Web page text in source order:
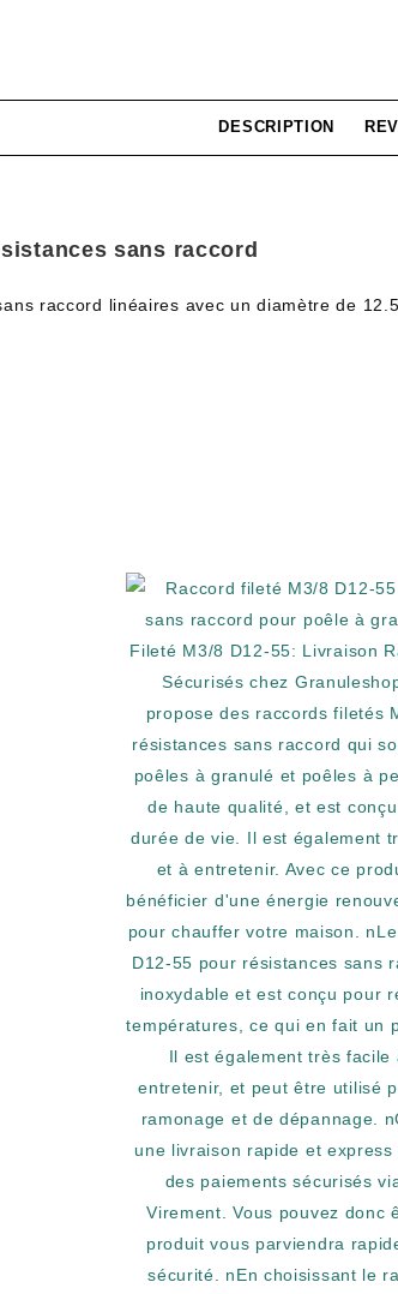
DESCRIPTION
sans raccord
raccord linéaires avec un diamètre de